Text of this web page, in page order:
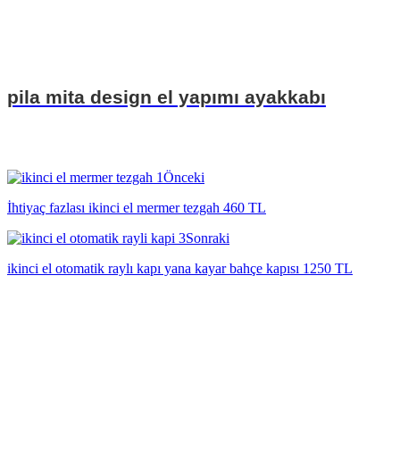
pila mita design el yapımı ayakkabı
Önceki
İhtiyaç fazlası ikinci el mermer tezgah 460 TL
Sonraki
ikinci el otomatik raylı kapı yana kayar bahçe kapısı 1250 TL